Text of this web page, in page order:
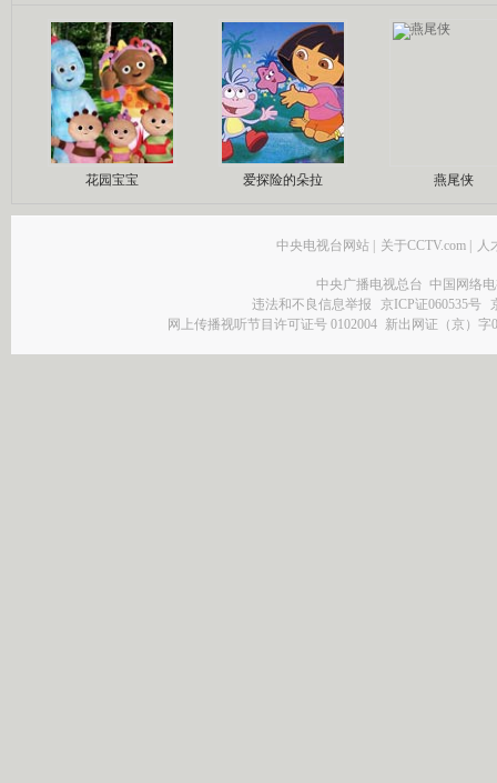
花园宝宝 爱探险的朵拉 燕尾侠
中央电视台网站 | 关于CCTV.com | 人
中央广播电视总台 中国网络
违法和不良信息举报
京ICP证060535号
网上传播视听节目许可证号 0102004 新出网证（京）